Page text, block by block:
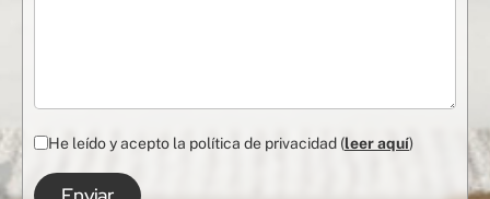
He leído y acepto la política de privacidad (leer aquí)